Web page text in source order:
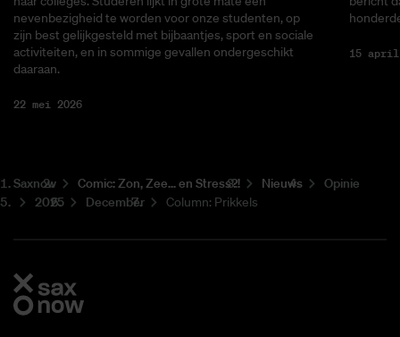
nevenbezigheid te worden voor onze studenten, op
zijn best gelijkgesteld met bijbaantjes, sport en sociale
activiteiten, en in sommige gevallen ondergeschikt
daaraan.
22 mei 2026
15 april
Saxnow Co­mic: Zon, Zee... en Stress?! Nieuws
Opinie
2025
December Column: Prikkels